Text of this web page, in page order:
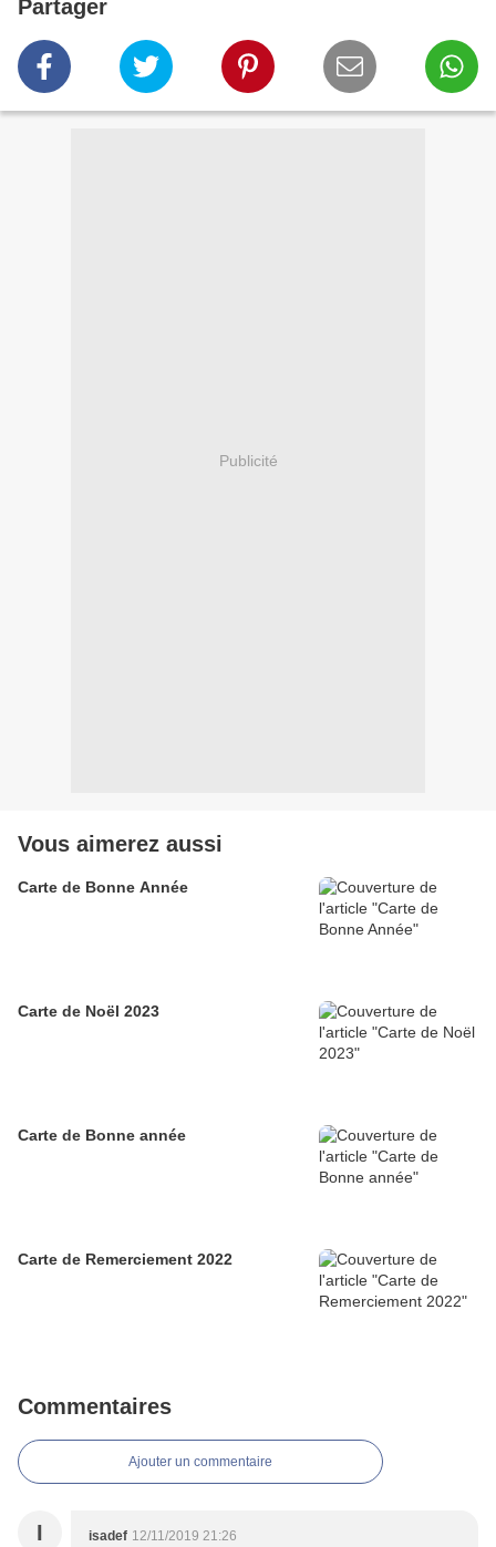
Partager
Publicité
Vous aimerez aussi
Carte de Bonne Année
Carte de Noël 2023
Carte de Bonne année
Carte de Remerciement 2022
Commentaires
Ajouter un commentaire
I isadef 12/11/2019 21:26